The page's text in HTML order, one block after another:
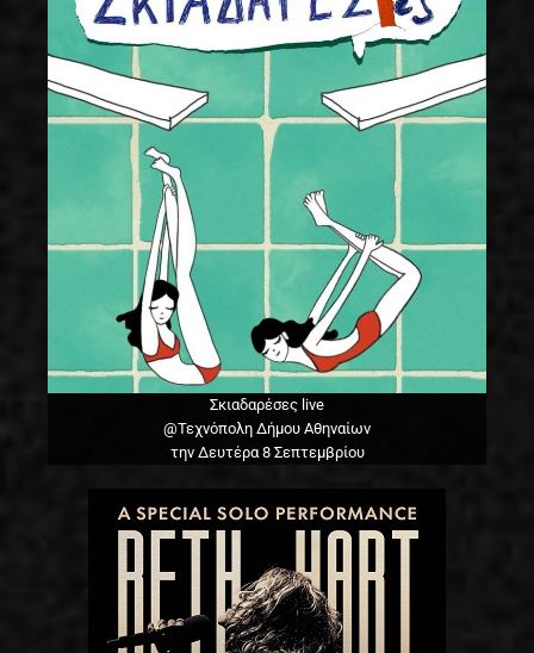
Σκιαδαρέσες live
@Τεχνόπολη Δήμου Αθηναίων
την Δευτέρα 8 Σεπτεμβρίου